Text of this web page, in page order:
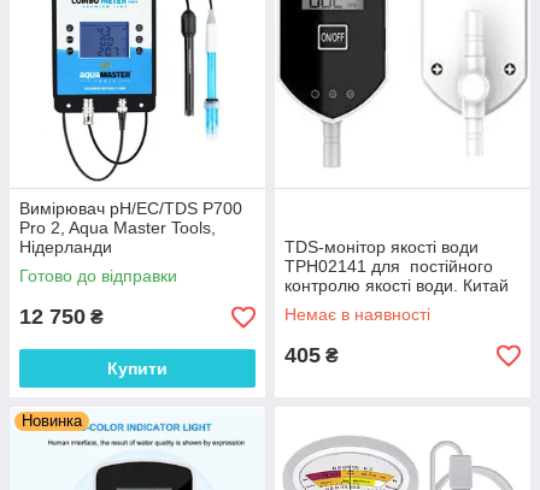
Вимірювач pH/EC/TDS P700
Pro 2, Aqua Master Tools,
Нідерланди
Готово до відправки
12 750 ₴
Купити
TDS-монітор якості води
TPH02141 для постійного
контролю якості води. Китай
Немає в наявності
405 ₴
Новинка